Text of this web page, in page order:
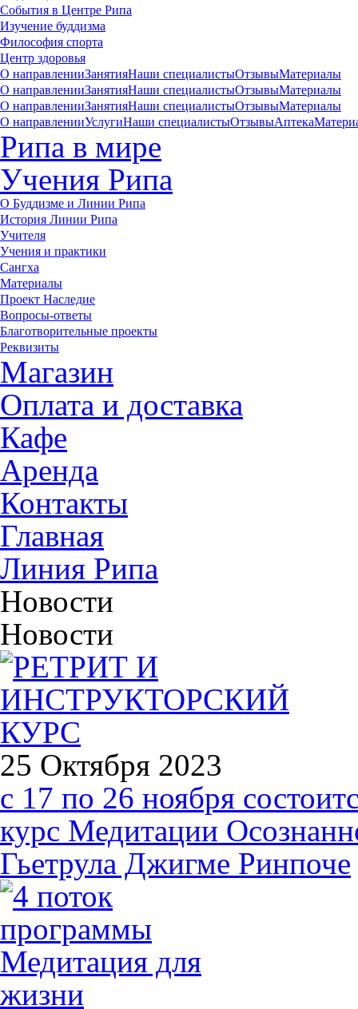
События в Центре Рипа
Изучение буддизма
Философия спорта
Центр здоровья
О направленииЗанятияНаши специалистыОтзывыМатериалы
О направленииЗанятияНаши специалистыОтзывыМатериалы
О направленииЗанятияНаши специалистыОтзывыМатериалы
О направленииУслугиНаши специалистыОтзывыАптека
Рипа в мире
Учения Рипа
О Буддизме и Линии Рипа
История Линии Рипа
Учителя
Учения и практики
Сангха
Материалы
Проект Наследие
Вопросы-ответы
Благотворительные проекты
Реквизиты
Магазин
Оплата и доставка
Кафе
Аренда
Контакты
Главная
Линия Рипа
Новости
Новости
25 Октября 2023
с 17 по 26 ноября
курс Медитации
Гьетрула Джигме Ринпоче